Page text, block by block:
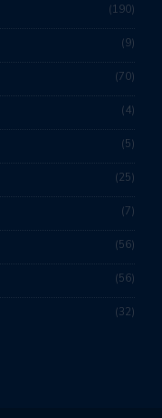
190
9
70
4
5
25
7
56
56
32